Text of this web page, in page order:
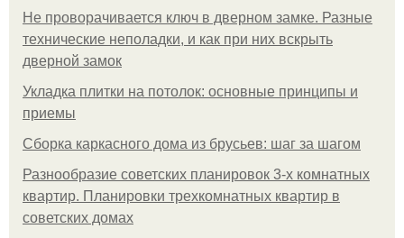
Не проворачивается ключ в дверном замке. Разные
технические неполадки, и как при них вскрыть
дверной замок
Укладка плитки на потолок: основные принципы и
приемы
Сборка каркасного дома из брусьев: шаг за шагом
Разнообразие советских планировок 3-х комнатных
квартир. Планировки трехкомнатных квартир в
советских домах